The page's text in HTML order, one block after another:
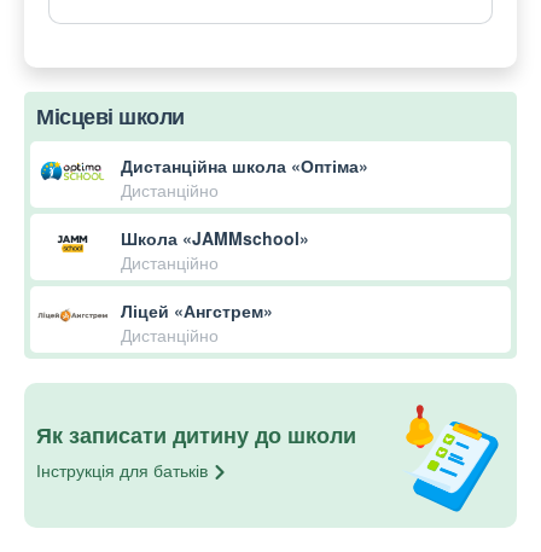
Місцеві школи
Дистанційна школа «Оптіма»
Дистанційно
Школа «JAMMschool»
Дистанційно
Ліцей «Ангстрем»
Дистанційно
Як записати дитину до школи
Інструкція для батьків